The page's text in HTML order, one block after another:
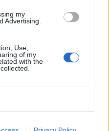
my
Advertising.
Use,
of my
with the
South Ring Mall με
εκατ. ευρώ
και Novibet